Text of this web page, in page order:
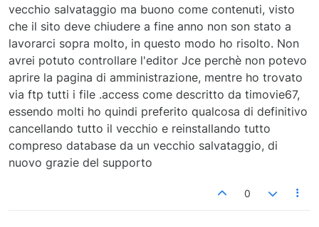
vecchio salvataggio ma buono come contenuti, visto
che il sito deve chiudere a fine anno non son stato a
lavorarci sopra molto, in questo modo ho risolto. Non
avrei potuto controllare l'editor Jce perchè non potevo
aprire la pagina di amministrazione, mentre ho trovato
via ftp tutti i file .access come descritto da timovie67,
essendo molti ho quindi preferito qualcosa di definitivo
cancellando tutto il vecchio e reinstallando tutto
compreso database da un vecchio salvataggio, di
nuovo grazie del supporto
0